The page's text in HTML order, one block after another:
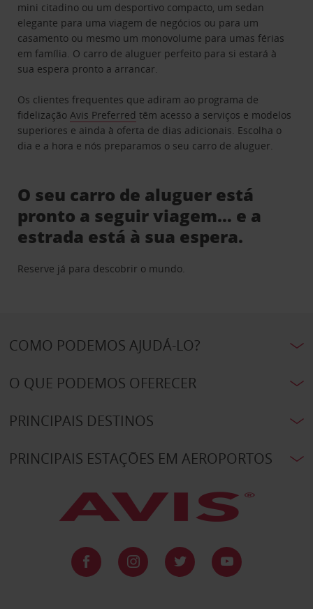
mini citadino ou um desportivo compacto, um sedan
elegante para uma viagem de negócios ou para um
casamento ou mesmo um monovolume para umas férias
em família. O carro de aluguer perfeito para si estará à
sua espera pronto a arrancar.
Os clientes frequentes que adiram ao programa de
fidelizaçãoAvis Preferred têm acesso a serviços e modelos
superiores e ainda à oferta de dias adicionais. Escolha o
dia e a hora e nós preparamos o seu carro de aluguer.
O seu carro de aluguer está
pronto a seguir viagem… e a
estrada está à sua espera.
Reserve já para descobrir o mundo.
COMO PODEMOS AJUDÁ-LO?
O QUE PODEMOS OFERECER
PRINCIPAIS DESTINOS
PRINCIPAIS ESTAÇÕES EM AEROPORTOS